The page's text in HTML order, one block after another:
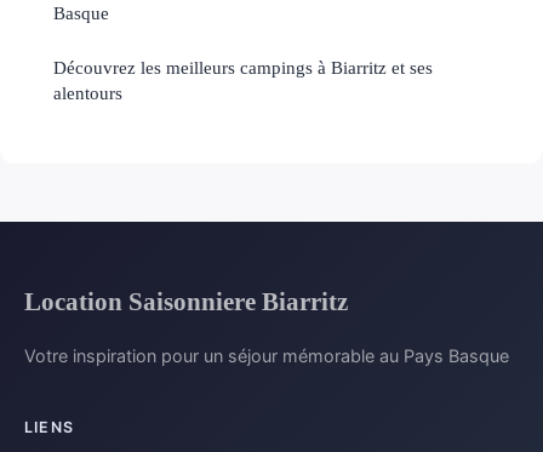
Basque
Découvrez les meilleurs campings à Biarritz et ses
alentours
Location Saisonniere Biarritz
Votre inspiration pour un séjour mémorable au Pays Basque
LIENS